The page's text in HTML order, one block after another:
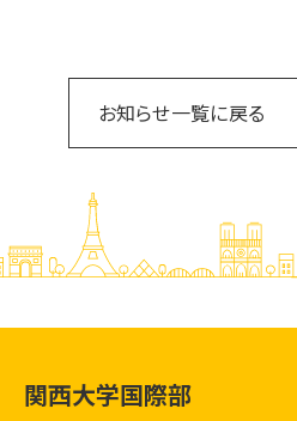
お知らせ一覧に戻る
関西大学国際部